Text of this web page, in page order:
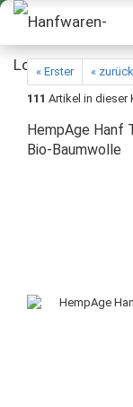
« Erster « zurück
111 Artikel in dieser
HempAge Hanf
Bio-Baumwolle